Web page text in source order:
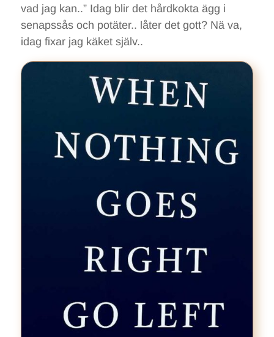
vad jag kan..” Idag blir det hårdkokta ägg i
senapssås och potäter.. låter det gott? Nä va,
idag fixar jag käket själv..